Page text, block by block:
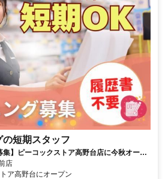
の短期スタッフ
集】ピーコックストア高野台店に今秋オープ
店
ア高野台にオープン